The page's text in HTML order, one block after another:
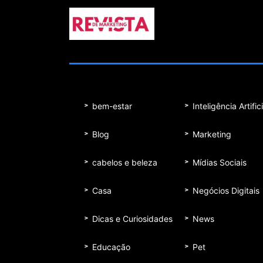
bem-estar
Blog
cabelos e beleza
Casa
Dicas e Curiosidades
Educação
Inteligência
Marketing
Mídias Sociais
Negócios Digitais
News
Pet